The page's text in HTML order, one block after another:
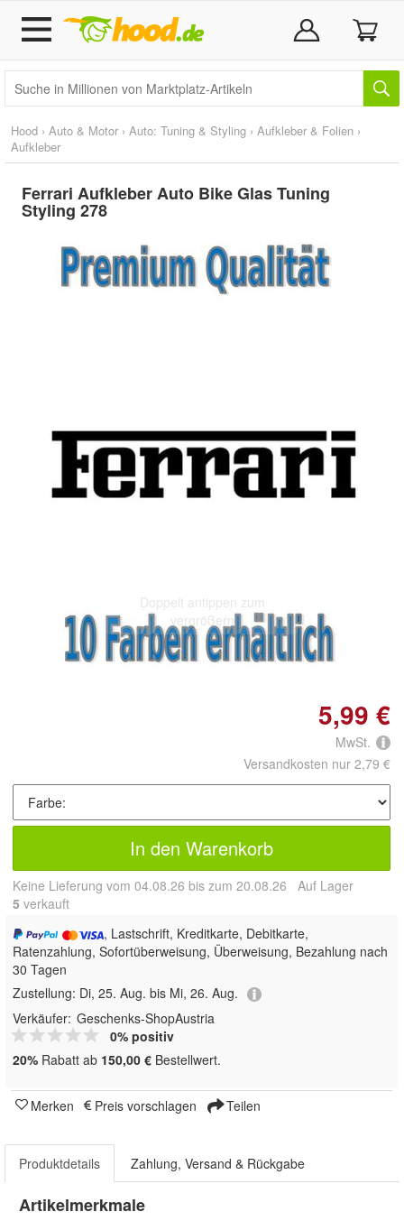
Hood › Auto & Motor › Auto: Tuning & Styling › Aufkleber & Folien ›
Aufkleber
Ferrari Aufkleber Auto Bike Glas Tuning
Styling 278
Doppelt antippen zum
vergrößern
5,99 €
MwSt.
Versandkosten nur 2,79 €
In den Warenkorb
Keine Lieferung vom 04.08.26 bis zum 20.08.26 Auf Lager
5 verkauft
, Lastschrift, Kreditkarte, Debitkarte,
Ratenzahlung, Sofortüberweisung, Überweisung, Bezahlung nach
30 Tagen
Zustellung: Di, 25. Aug. bis Mi, 26. Aug.
Verkäufer: Geschenks-ShopAustria
0% positiv
20% Rabatt ab 150,00 € Bestellwert.
Merken Preis vorschlagen Teilen
Produktdetails Zahlung, Versand & Rückgabe
Artikelmerkmale